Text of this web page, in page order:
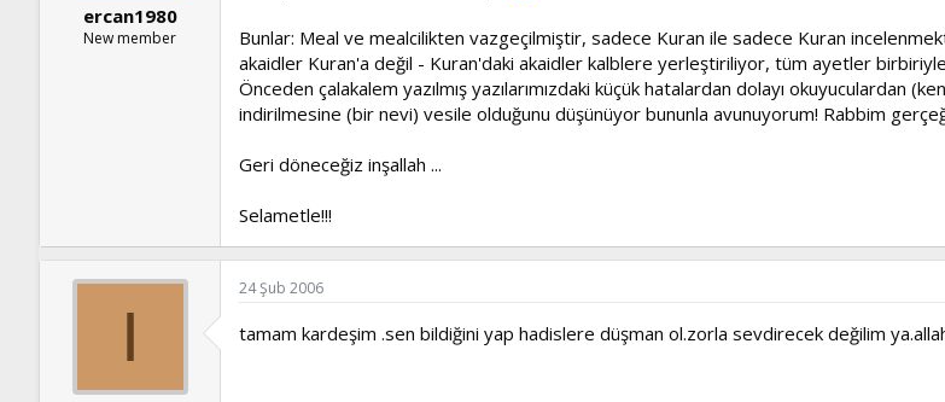
ercan1980
New member
Bunlar: Meal ve mealcilikten vazgeçilmiştir, sadece Kuran ile sadece Kuran
akaidler Kuran'a değil - Kuran'daki akaidler kalblere yerleştiriliyor, tüm ayetler
Önceden çalakalem yazılmış yazılarımızdaki küçük hatalardan dolayı okuyuculardan
indirilmesine (bir nevi) vesile olduğunu düşünüyor bununla avunuyorum! Rabbim
Geri döneceğiz inşallah ...
Selametle!!!
I
24 Şub 2006
tamam kardeşim .sen bildiğini yap hadislere düşman ol.zorla sevdirecek değilim